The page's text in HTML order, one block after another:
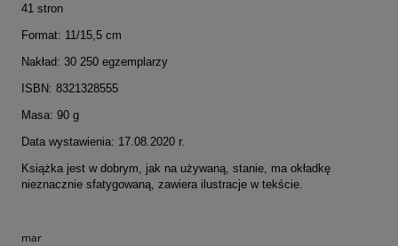
41 stron
Format: 11/15,5 cm
Nakład: 30 250 egzemplarzy
ISBN: 8321328555
Masa: 90 g
Data wystawienia: 17.08.2020 r.
Książka jest w dobrym, jak na używaną, stanie, ma okładkę
nieznacznie sfatygowaną, zawiera ilustracje w tekście.
mar